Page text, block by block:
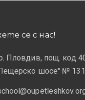
се с нас!
Пловдив, пощ. код
шосе" № 131